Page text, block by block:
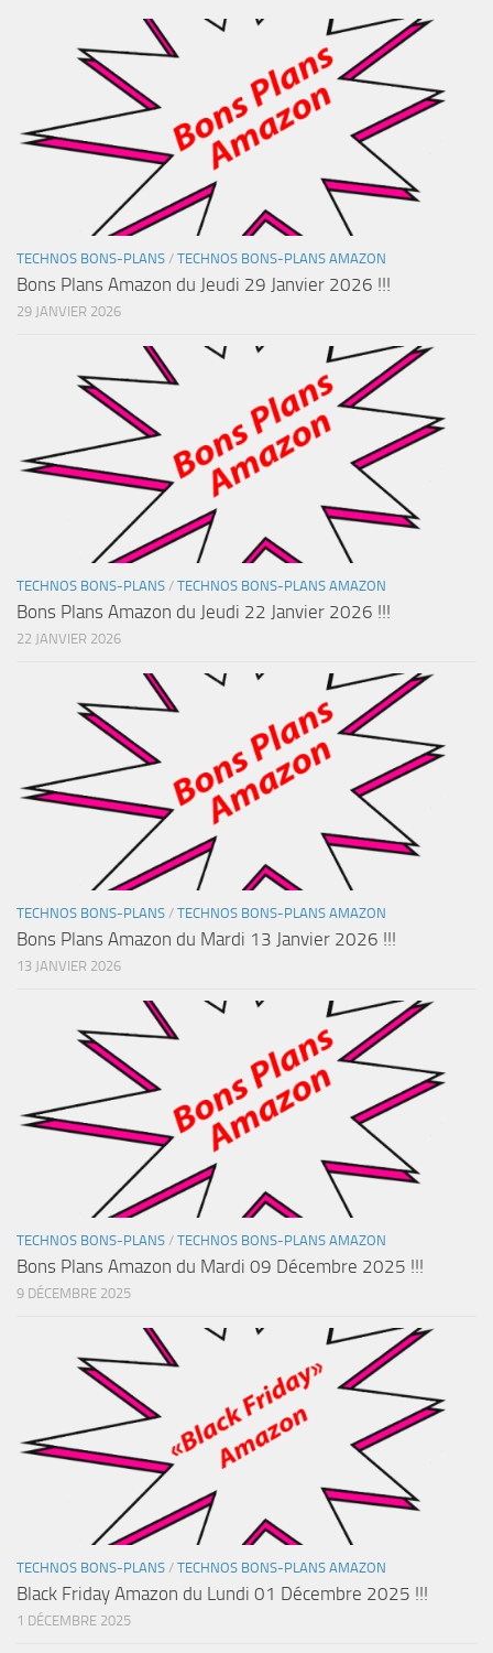
TECHNOS BONS-PLANS / TECHNOS BONS-PLANS AMAZON
Bons Plans Amazon du Jeudi 29 Janvier 2026 !!!
29 JANVIER 2026
TECHNOS BONS-PLANS / TECHNOS BONS-PLANS AMAZON
Bons Plans Amazon du Jeudi 22 Janvier 2026 !!!
22 JANVIER 2026
TECHNOS BONS-PLANS / TECHNOS BONS-PLANS AMAZON
Bons Plans Amazon du Mardi 13 Janvier 2026 !!!
13 JANVIER 2026
TECHNOS BONS-PLANS / TECHNOS BONS-PLANS AMAZON
Bons Plans Amazon du Mardi 09 Décembre 2025 !!!
9 DÉCEMBRE 2025
TECHNOS BONS-PLANS / TECHNOS BONS-PLANS AMAZON
Black Friday Amazon du Lundi 01 Décembre 2025 !!!
1 DÉCEMBRE 2025